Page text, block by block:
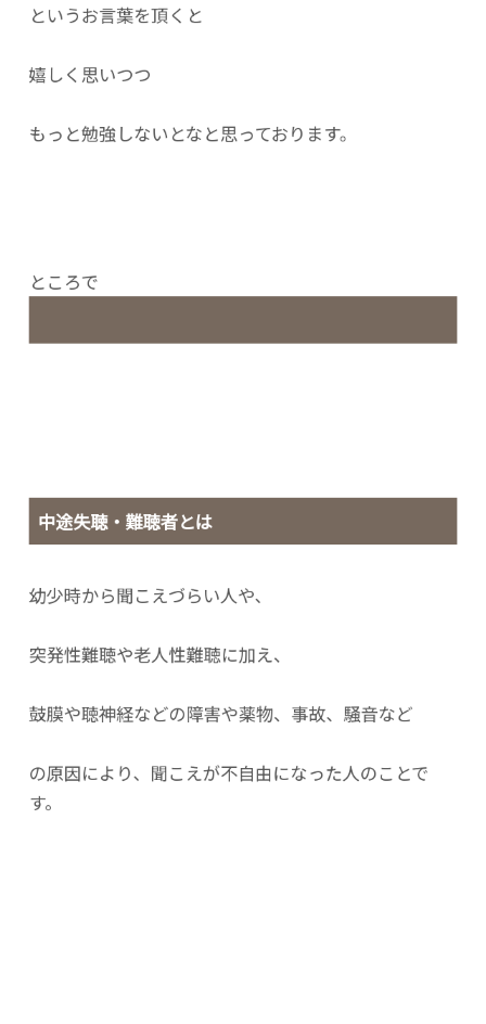
というお言葉を頂くと
嬉しく思いつつ
もっと勉強しないとなと思っております。
ところで
中途失聴・難聴者とは
幼少時から聞こえづらい人や、
突発性難聴や老人性難聴に加え、
鼓膜や聴神経などの障害や薬物、事故、騒音など
の原因により、聞こえが不自由になった人のことで
す。